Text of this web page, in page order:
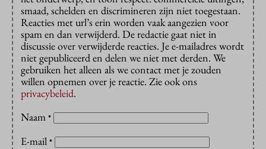
smaad, schelden en discrimineren zijn niet toegestaan.
Reacties met url’s erin worden vaak aangezien voor
spam en dan verwijderd. De redactie gaat niet in
discussie over verwijderde reacties. Je e-mailadres wordt
niet gepubliceerd en delen we niet met derden. We
gebruiken het alleen als we contact met je zouden
willen opnemen over je reactie. Zie ook ons
privacybeleid.
Naam *
E-mail *